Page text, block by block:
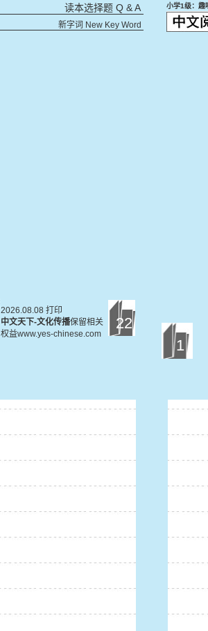
读本选择题 Q & A
新字词 New Key Word
2026.08.08 打印
中文天下-文化传播保留相关
权益www.yes-chinese.com
22
小学1级：趣
1